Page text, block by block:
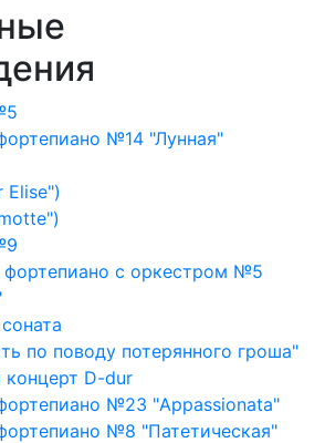
№14 "Лунная"
Elise")
фортепиано с оркестром №5
по поводу потерянного гроша"
D-dur
№23 "Appassionata"
№8 "Патетическая"